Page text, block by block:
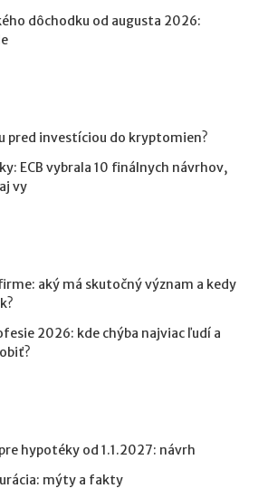
dôchodku od augusta 2026:
pred investíciou do kryptomien?
ECB vybrala 10 finálnych návrhov,
vy
aký má skutočný význam a kedy
2026: kde chýba najviac ľudí a
hypotéky od 1.1.2027: návrh
mýty a fakty